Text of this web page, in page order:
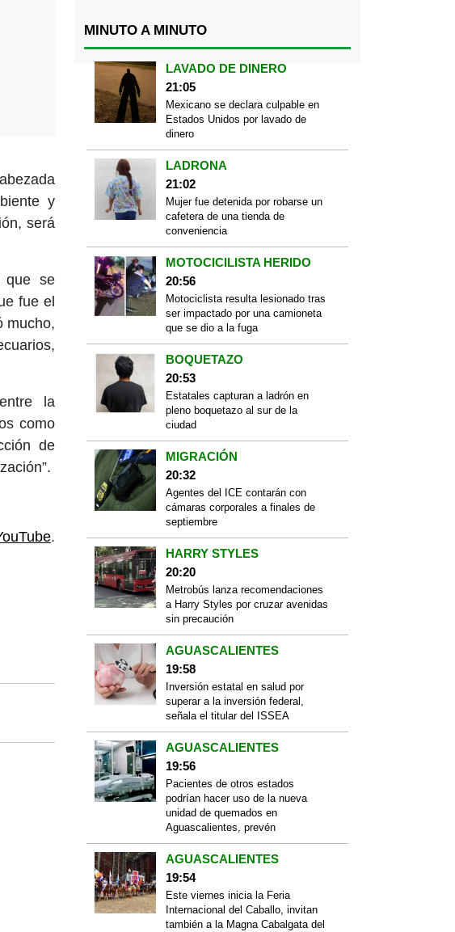
y
será
se
fue el
mucho,
la
como
de
.
MINUTO A MINUTO
LAVADO DE DINERO
21:05
Mexicano se declara culpable en
Estados Unidos por lavado de
dinero
LADRONA
21:02
Mujer fue detenida por robarse un
cafetera de una tienda de
conveniencia
MOTOCICILISTA HERIDO
20:56
Motociclista resulta lesionado tras
ser impactado por una camioneta
que se dio a la fuga
BOQUETAZO
20:53
Estatales capturan a ladrón en
pleno boquetazo al sur de la
ciudad
MIGRACIÓN
20:32
Agentes del ICE contarán con
cámaras corporales a finales de
septiembre
HARRY STYLES
20:20
Metrobús lanza recomendaciones
a Harry Styles por cruzar avenidas
sin precaución
AGUASCALIENTES
19:58
Inversión estatal en salud por
superar a la inversión federal,
señala el titular del ISSEA
AGUASCALIENTES
19:56
Pacientes de otros estados
podrían hacer uso de la nueva
unidad de quemados en
Aguascalientes, prevén
AGUASCALIENTES
19:54
Este viernes inicia la Feria
Internacional del Caballo, invitan
también a la Magna Cabalgata del